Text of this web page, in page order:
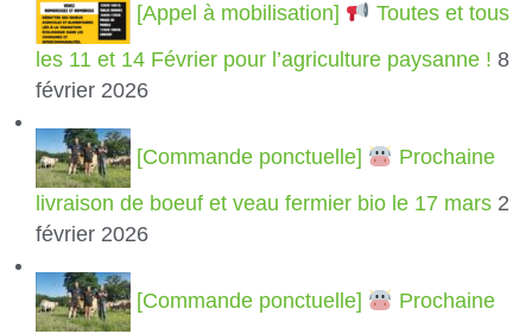
[Appel à mobilisation]
Toutes et tous
les 11 et 14 Février pour l’agriculture paysanne ! 8
février 2026
[Commande ponctuelle]
Prochaine
livraison de boeuf et veau fermier bio le 17 mars 2
février 2026
[Commande ponctuelle]
Prochaine